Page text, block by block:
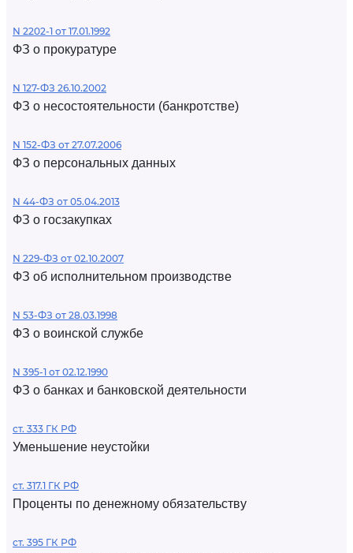
N 2202-1 от 17.01.1992
ФЗ о прокуратуре
N 127-ФЗ 26.10.2002
ФЗ о несостоятельности (банкротстве)
N 152-ФЗ от 27.07.2006
ФЗ о персональных данных
N 44-ФЗ от 05.04.2013
ФЗ о госзакупках
N 229-ФЗ от 02.10.2007
ФЗ об исполнительном производстве
N 53-ФЗ от 28.03.1998
ФЗ о воинской службе
N 395-1 от 02.12.1990
ФЗ о банках и банковской деятельности
ст. 333 ГК РФ
Уменьшение неустойки
ст. 317.1 ГК РФ
Проценты по денежному обязательству
ст. 395 ГК РФ